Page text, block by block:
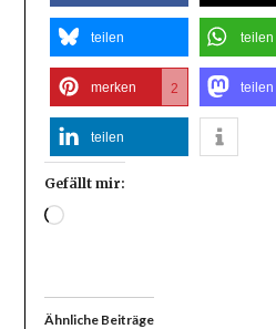
teilen teilen
merken 2 teilen
teilen
Gefällt mir:
Wird
Ähnliche Beiträge